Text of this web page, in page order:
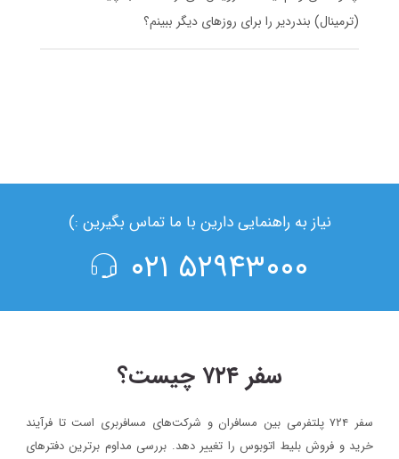
(ترمینال) بندردیر را برای روزهای دیگر ببینم؟
نیاز به راهنمایی دارین با ما تماس بگیرین :)
۵۲۹۴۳۰۰۰ ۰۲۱
سفر ۷۲۴ چیست؟
سفر ۷۲۴ پلتفرمی بین مسافران و شرکت‌های مسافربری است تا فرآیند
خرید و فروش بلیط اتوبوس را تغییر دهد. بررسی مداوم برترین دفترهای